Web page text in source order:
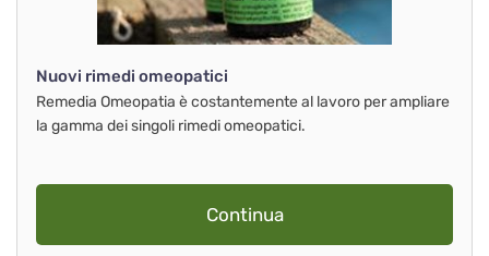
Nuovi rimedi omeopatici
Remedia Omeopatia è costantemente al lavoro per ampliare
la gamma dei singoli rimedi omeopatici.
Continua